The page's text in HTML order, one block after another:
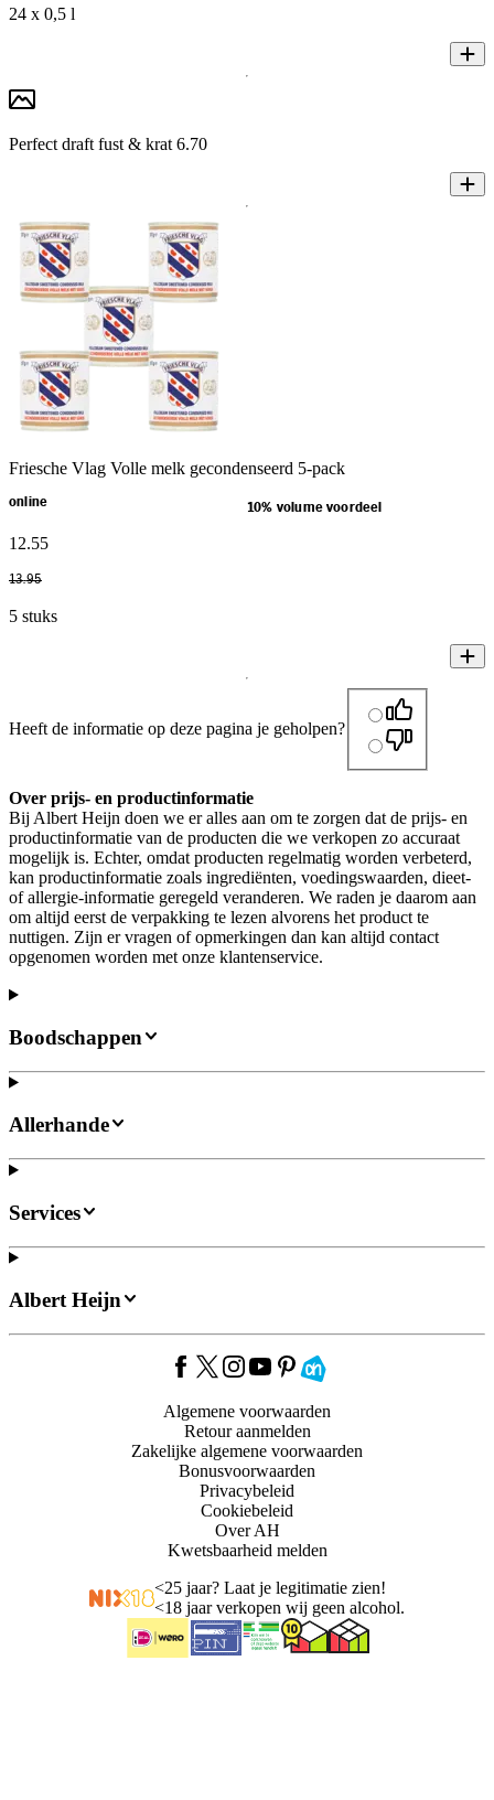
24 x 0,5 l
Perfect draft fust & krat 6.70
Friesche Vlag Volle melk gecondenseerd 5-pack
online 10% volume voordeel
12.55
13.95
5 stuks
Heeft de informatie op deze pagina je geholpen?
Over prijs- en productinformatie
Bij Albert Heijn doen we er alles aan om te zorgen dat de prijs- en
productinformatie van de producten die we verkopen zo accuraat
mogelijk is. Echter, omdat producten regelmatig worden verbeterd,
kan productinformatie zoals ingrediënten, voedingswaarden, dieet-
of allergie-informatie geregeld veranderen. We raden je daarom aan
om altijd eerst de verpakking te lezen alvorens het product te
nuttigen. Zijn er vragen of opmerkingen dan kan altijd contact
opgenomen worden met onze klantenservice.
Boodschappen
Allerhande
Services
Albert Heijn
Algemene voorwaarden
Retour aanmelden
Zakelijke algemene voorwaarden
Bonusvoorwaarden
Privacybeleid
Cookiebeleid
Over AH
Kwetsbaarheid melden
<25 jaar? Laat je legitimatie zien!
<18 jaar verkopen wij geen alcohol.